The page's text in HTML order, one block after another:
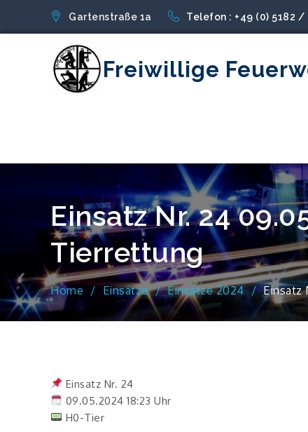
Gartenstraße 1a Telefon : +49 (0) 5182
Freiwillige
Einsatz Nr. 24
Tierrettung
Home Einsätze Einsätze 2024 Einsatz
Einsatz Nr. 24
09.05.2024 18:23 Uhr
H0-Tier